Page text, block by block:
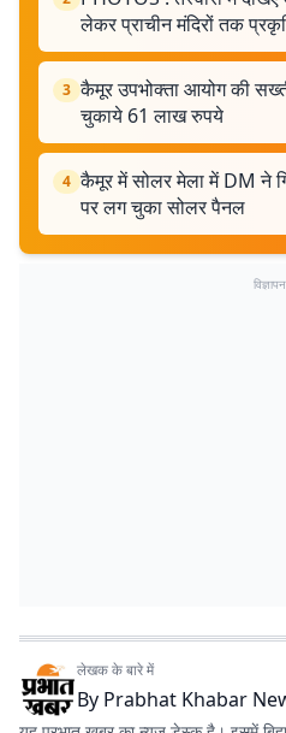
लेकर प्राचीन मंदिरों तक
3 कैमूर उपभोक्ता आयोग की
चुकाये 61 लाख रुपये
4 कैमूर में सोलर मेला में DM ने
पर लग चुका सोलर पैनल
विज्ञापन
लेखक के बारे में
By Prabhat Khabar